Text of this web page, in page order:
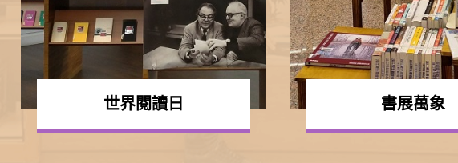
世界閱讀日 書展萬象